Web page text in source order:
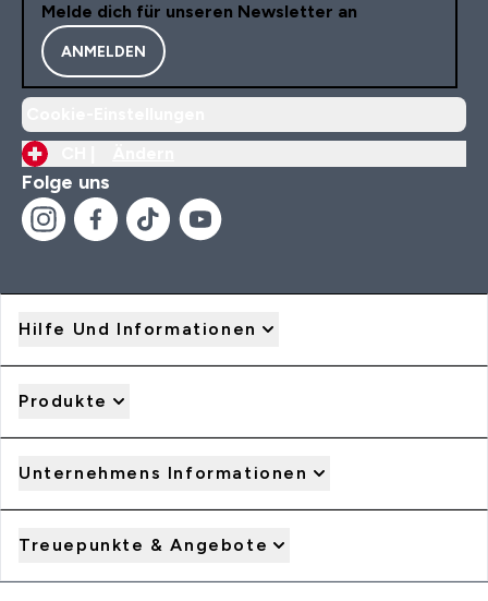
Melde dich für unseren Newsletter an
ANMELDEN
Folge uns
Hilfe Und Informationen
Produkte
Unternehmens Informationen
Treuepunkte & Angebote